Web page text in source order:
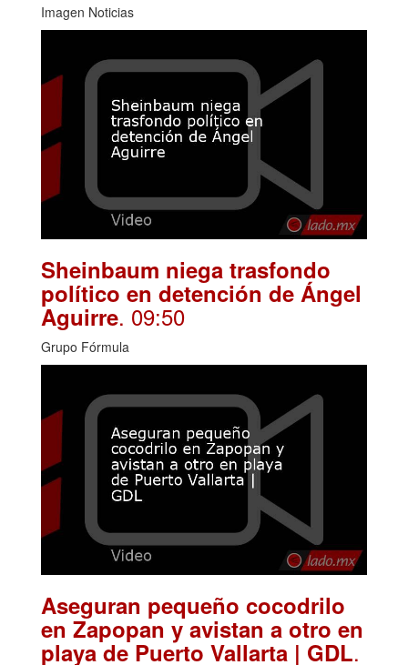
Imagen Noticias
Sheinbaum niega trasfondo
político en detención de Ángel
Aguirre. 09:50
Grupo Fórmula
Aseguran pequeño cocodrilo
en Zapopan y avistan a otro en
playa de Puerto Vallarta | GDL.